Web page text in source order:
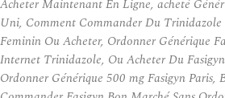
Acheter Maintenant En Ligne, acheté
Uni, Comment Commander Du
Feminin Ou Acheter, Ordonner Générique
Internet Trinidazole, Ou Acheter Du
Ordonner Générique 500 mg Fasigyn Paris,